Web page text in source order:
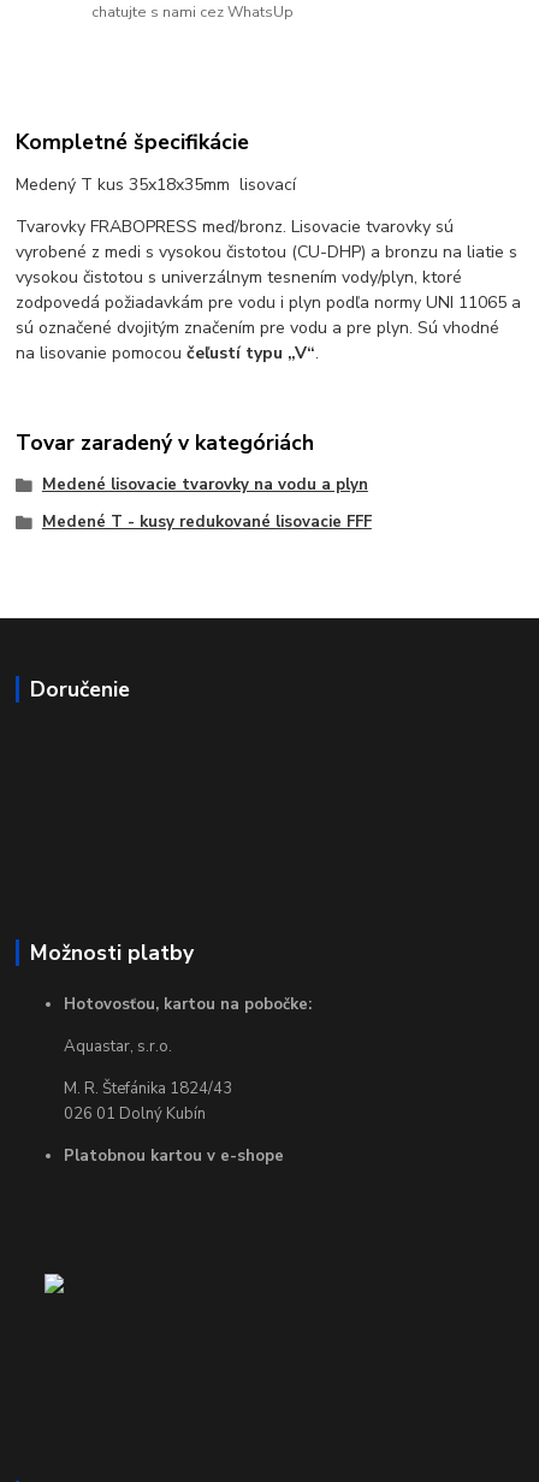
chatujte s nami cez WhatsUp
Kompletné špecifikácie
Medený T kus 35x18x35mm lisovací
Tvarovky FRABOPRESS meď/bronz. Lisovacie tvarovky sú
vyrobené z medi s vysokou čistotou (CU-DHP) a bronzu na liatie s
vysokou čistotou s univerzálnym tesnením vody/plyn, ktoré
zodpovedá požiadavkám pre vodu i plyn podľa normy UNI 11065 a
sú označené dvojitým značením pre vodu a pre plyn. Sú vhodné
na lisovanie pomocoučeľustí typu „V“.
Tovar zaradený v kategóriách
Medené lisovacie tvarovky na vodu a plyn
Medené T - kusy redukované lisovacie FFF
Doručenie
Možnosti platby
Hotovosťou, kartou na pobočke:
Aquastar, s.r.o.
M. R. Štefánika 1824/43
026 01 Dolný Kubín
Platobnou kartou v e-shope